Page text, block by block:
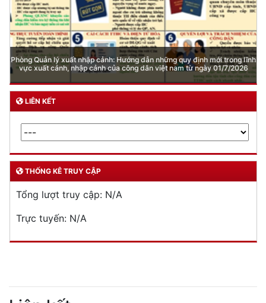
Phòng Quản lý xuất nhập cảnh: Hướng dẫn những quy định mới trong lĩnh
vực xuất cảnh, nhập cảnh của công dân việt nam từ ngày 01/7/2026
LIÊN KẾT
THỐNG KÊ TRUY CẬP
Tổng lượt truy cập: N/A
Trực tuyến: N/A